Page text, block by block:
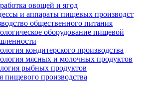
овощей и ягод
и аппараты пищевых производст
общественного питания
оборудование пищевой
кондитерского производства
мясных и молочных продуктов
рыбных продуктов
пищевого производства